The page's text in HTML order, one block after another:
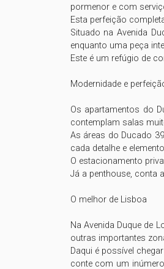
pormenor e com
Esta perfeição
Situado na Avenida
enquanto uma peça
Este é um refúgio de
Modernidade e
Os apartamentos do
contemplam salas
As áreas do Ducado
cada detalhe e
O estacionamento
Já a penthouse, conta
O melhor de Lisboa
Na Avenida Duque de
outras importantes
Daqui é possível
conte com um